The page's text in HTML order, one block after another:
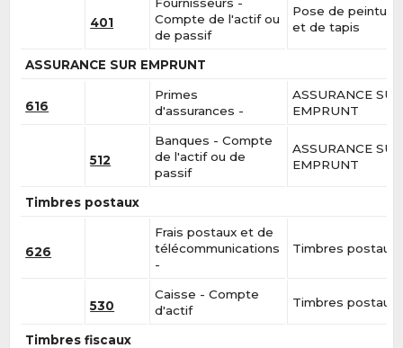
401
Compte de l'actif ou
de passif
Pose de peinture
et de tapis
ASSURANCE SUR EMPRUNT
616
Primes
d'assurances -
ASSURANCE SUR
EMPRUNT
512
Banques - Compte
de l'actif ou de
passif
ASSURANCE SUR
EMPRUNT
Timbres postaux
626
Frais postaux et de
télécommunications
-
Timbres postaux
530
Caisse - Compte
d'actif
Timbres postaux
Timbres fiscaux